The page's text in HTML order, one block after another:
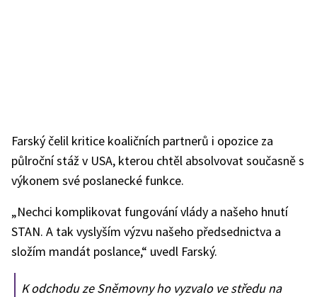
Farský čelil kritice koaličních partnerů i opozice za
půlroční stáž v USA, kterou chtěl absolvovat současně s
výkonem své poslanecké funkce.
„Nechci komplikovat fungování vlády a našeho hnutí
STAN. A tak vyslyším výzvu našeho předsednictva a
složím mandát poslance,“ uvedl Farský.
K odchodu ze Sněmovny ho vyzvalo ve středu na